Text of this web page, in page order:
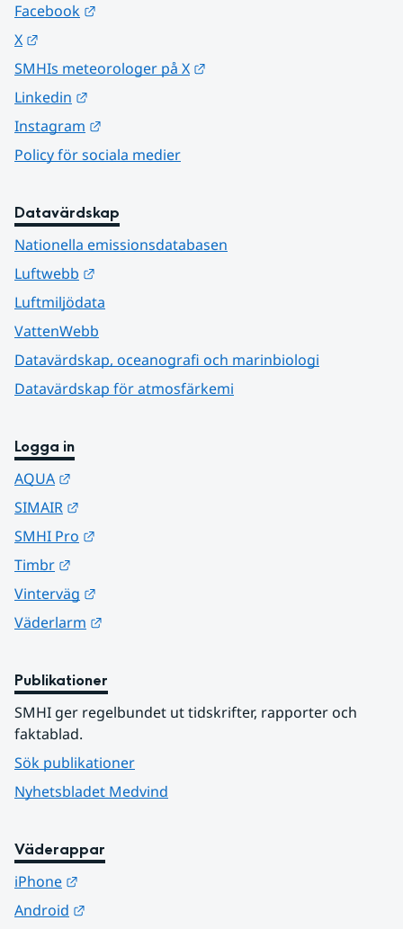
Facebook
X
SMHIs meteorologer på X
Linkedin
Instagram
Policy för sociala medier
Datavärdskap
Nationella emissionsdatabasen
Luftwebb
Luftmiljödata
VattenWebb
Datavärdskap, oceanografi och marinbiologi
Datavärdskap för atmosfärkemi
Logga in
AQUA
SIMAIR
SMHI Pro
Timbr
Vinterväg
Väderlarm
Publikationer
SMHI ger regelbundet ut tidskrifter, rapporter och
faktablad.
Sök publikationer
Nyhetsbladet Medvind
Väderappar
iPhone
Android